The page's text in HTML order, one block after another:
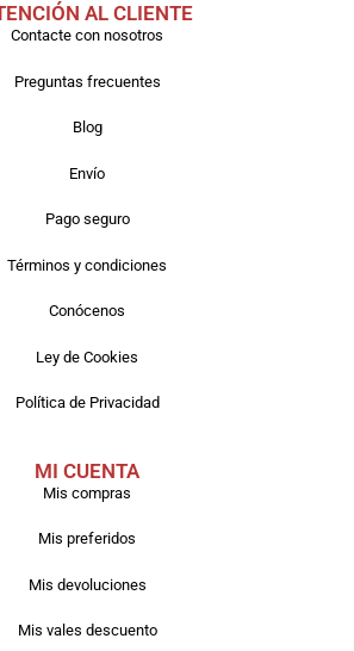
AL CLIENTE
Contacte con nosotros
Preguntas frecuentes
Blog
Envío
Pago seguro
Términos y condiciones
Conócenos
Ley de Cookies
Política de Privacidad
MI CUENTA
Mis compras
Mis preferidos
Mis devoluciones
Mis vales descuento